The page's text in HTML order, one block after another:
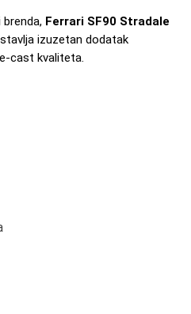
Ferrari SF90 Stradale
izuzetan dodatak
cast kvaliteta.